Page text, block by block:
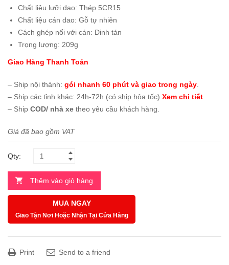
Chất liệu lưỡi dao: Thép 5CR15
Chất liệu cán dao: Gỗ tự nhiên
Cách ghép nối với cán: Đinh tán
Trọng lượng: 209g
Giao Hàng Thanh Toán
– Ship nội thành: gói nhanh 60 phút và giao trong ngày
– Ship các tỉnh khác: 24h-72h (có ship hỏa tốc) Xem chi tiết
– Ship COD/ nhà xe theo yêu cầu khách hàng.
Giá đã bao gồm VAT
Qty:
Thêm vào giỏ hàng
MUA NGAY
Giao Tận Nơi Hoặc Nhận Tại Cửa Hàng
Print Send to a friend